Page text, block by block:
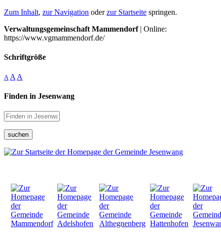
Zum Inhalt, zur Navigation oderzur Startseite springen.
Verwaltungsgemeinschaft Mammendorf| Online:
https://www.vgmammendorf.de/
Schriftgröße
A A A
Finden in Jesenwang
suchen